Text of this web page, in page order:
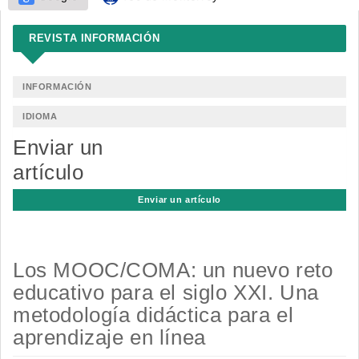
REVISTA INFORMACIÓN
INFORMACIÓN
IDIOMA
Enviar un
artículo
Enviar un artículo
Los MOOC/COMA: un nuevo reto
educativo para el siglo XXI. Una
metodología didáctica para el
aprendizaje en línea